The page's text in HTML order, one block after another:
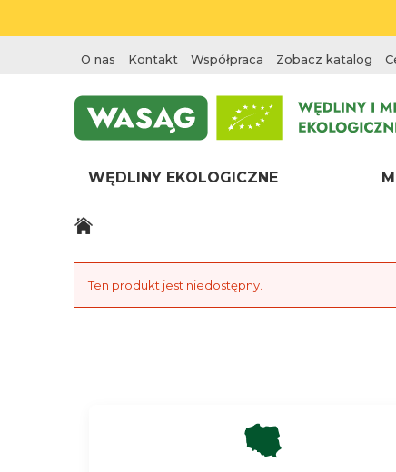
WĘDLINY EKOLOGICZNE
O nas Kontakt Współpraca Zobacz katalog
Ten produkt jest niedostępny.